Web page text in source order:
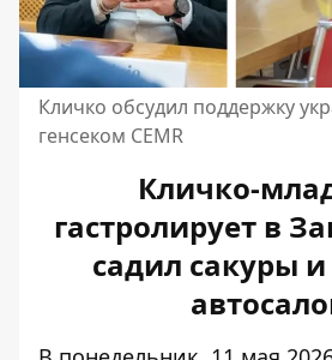
Кличко обсудил поддержку
генсеком CEMR
Кличко-
гастролирует в
садил сакуры